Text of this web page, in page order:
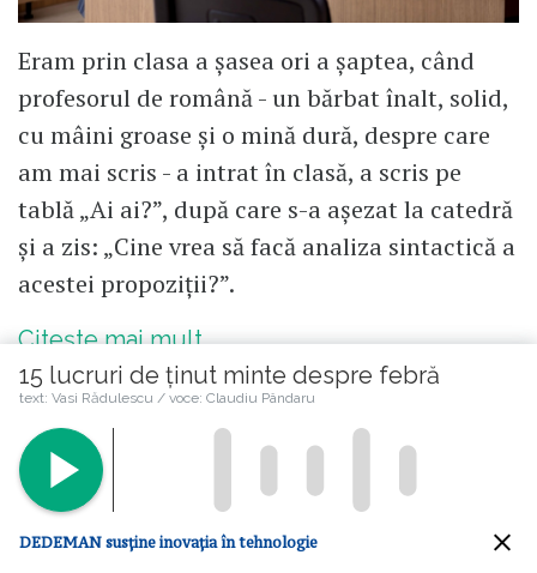
Eram prin clasa a șasea ori a șaptea, când
profesorul de română - un bărbat înalt, solid,
cu mâini groase și o mină dură, despre care
am mai scris - a intrat în clasă, a scris pe
tablă „Ai ai?”, după care s-a așezat la catedră
și a zis: „Cine vrea să facă analiza sintactică a
acestei propoziții?”.
Citește mai mult
Alunița Voiculescu
15 lucruri de ținut minte despre febră
text: Vasi Rădulescu / voce: Claudiu Pândaru
DEDEMAN susține inovația în tehnologie